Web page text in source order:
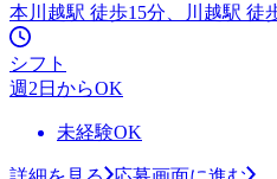
本川越駅 徒歩15分、川越駅 徒
シフト
週2日からOK
未経験OK